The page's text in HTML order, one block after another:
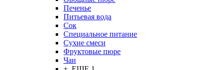
Печенье
Питьевая вода
Сок
Специальное питание
Сухие смеси
Фруктовые пюре
Чаи